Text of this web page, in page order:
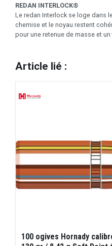
REDAN INTERLOCK®
Le redan Interlock se loge dans
chemise et le noyau restent
pour une retenue de masse et
Article lié :
100 ogives Hornady